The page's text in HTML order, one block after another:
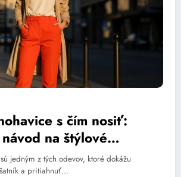
s čím nosiť:
na štýlové
jedným z tých odevov, ktoré dokážu
a pritiahnuť…